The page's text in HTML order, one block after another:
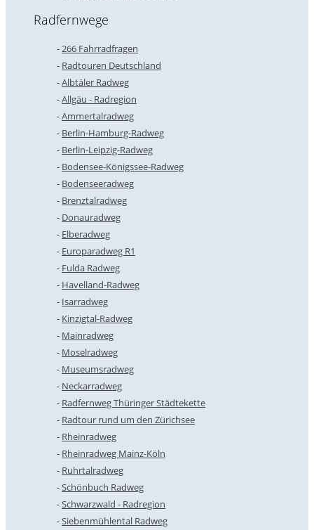
Radfernwege
266 Fahrradfragen
Radtouren Deutschland
Albtäler Radweg
Allgäu - Radregion
Ammertalradweg
Berlin-Hamburg-Radweg
Berlin-Leipzig-Radweg
Bodensee-Königssee-Radweg
Bodenseeradweg
Brenztalradweg
Donauradweg
Elberadweg
Europaradweg R1
Fulda Radweg
Havelland-Radweg
Isarradweg
Kinzigtal-Radweg
Mainradweg
Moselradweg
Museumsradweg
Neckarradweg
Radfernweg Thüringer Städtekette
Radtour rund um den Zürichsee
Rheinradweg
Rheinradweg Mainz-Köln
Ruhrtalradweg
Schönbuch Radweg
Schwarzwald - Radregion
Siebenmühlental Radweg